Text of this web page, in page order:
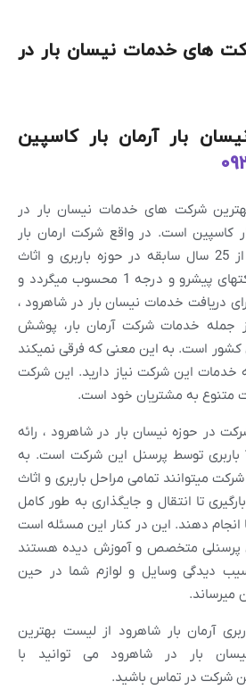
های خدمات نیسان بار در
بار آرمان بار کاسپین
شرکت های خدمات نیسان بار در
کاسپین است. در واقع شرکت ارمان بار
کاسپین با داشتن بیش از 25 سال سابقه در حوزه باربری و اثاث
کشی، همیشه یکی از شرکتهای پیشرو و درجه 1 محسوب میگردد و
دریافت خدمات نیسان بار در شاهرود ،
جمله خدمات شرکت آرمان بار، پوشش
است. به این معنی که فرقی نمیکند
این شرکت نیاز دارید. این شرکت
متنوع به مشتریان خود است.
در حوزه نیسان بار در شاهرود ، رائه
خدمات سریع و 0 تا 100 باربری توسط پرسنل این شرکت است. به
میتوانند تمامی مراحل باربری و اثاث
تا انتقال و جایگذاری به طور کامل
انجام دهند. این در کنار این مسئله است
پرسنلی متخصص و آموزش دیده هستند
دیدگی وسایل و لوازم شما در حین
میرساند.
آرمان بار شاهرود از لیست بهترین
بار در شاهرود می توانید با
شرکت در تماس باشید.